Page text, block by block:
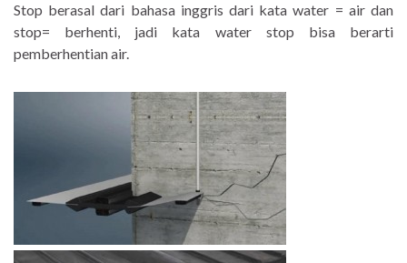
Stop berasal dari bahasa inggris dari kata water = air dan
stop= berhenti, jadi kata water stop bisa berarti
pemberhentian air.